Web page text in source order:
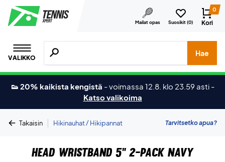
Mailat opas Suosikit (0)
0
Kori
VALIKKO
Hae tuotteita, merkkejä jne.
Hae
👟 20% kaikista kengistä -voimassa 12.8. klo 23.59 asti -
Katso valikoima
Takaisin | Hikinauhat / Hikipannat Tarvitsetko apua?
Head Wristband 5" 2-Pack Navy